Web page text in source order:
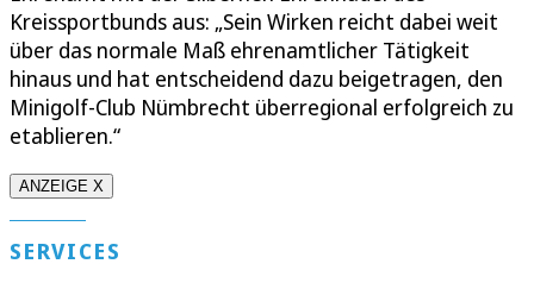
Kreissportbunds aus: „Sein Wirken reicht dabei weit
über das normale Maß ehrenamtlicher Tätigkeit
hinaus und hat entscheidend dazu beigetragen, den
Minigolf-Club Nümbrecht überregional erfolgreich zu
etablieren.“
ANZEIGE X
SERVICES